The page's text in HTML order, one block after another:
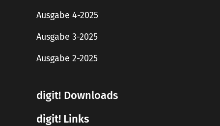
Ausgabe 4-2025
Ausgabe 3-2025
Ausgabe 2-2025
digit! Downloads
digit! Links